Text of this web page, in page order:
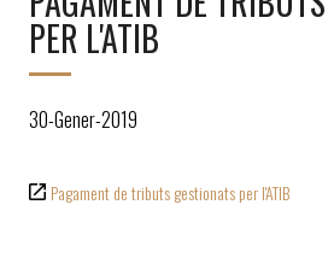
PER L'ATIB
30-Gener-2019
Pagament de tributs gestionats per l'ATIB